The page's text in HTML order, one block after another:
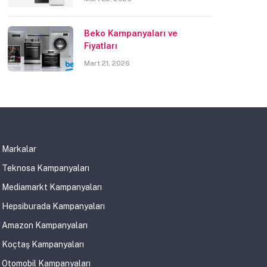
Beko Kampanyaları ve
Fiyatları
Mart 21, 2026
Markalar
Teknosa Kampanyaları
Mediamarkt Kampanyaları
Hepsiburada Kampanyaları
Amazon Kampanyaları
Koçtaş Kampanyaları
Otomobil Kampanyaları